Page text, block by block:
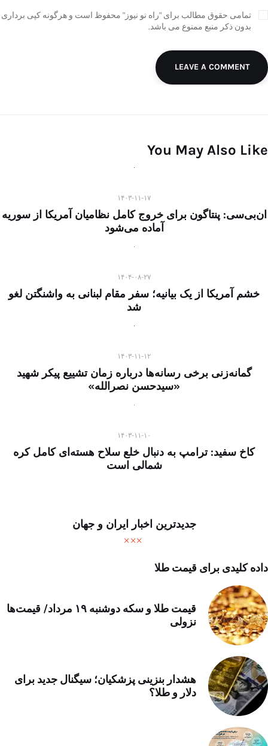
تمامی حقوق مطالب برای "راه نو نیوز" محفوظ است و هرگونه کپی برداری
بدون ذکر منبع ممنوع می باشد.
LEAVE A COMMENT
You May Also Like
۱۴۰۳-۱۱-۱۷
ان‌بی‌سی: پنتاگون برای خروج کامل نظامیان آمریکا از سوریه
آماده می‌شود
۱۴۰۴-۰۸-۲۷
خشم آمریکا از یک بیانیه؛ سفر مقام لبنانی به واشنگتن لغو
شد
۱۴۰۳-۱۱-۱۲
گمانه‌زنی برخی رسانه‌ها درباره زمان تشییع پیکر شهید
«سیدحسن نصرالله»
۱۴۰۳-۱۱-۱۰
کاخ سفید: ترامپ به دنبال خلع سلاح هسته‌ای کامل کره
شمالی است
جدیدترین اخبار ایران و جهان
داده کلیدی برای قیمت طلا
قیمت طلا و سکه دوشنبه ۱۹ مرداد/ قیمت‌ها
نزولی
هشدار بنزینی پزشکیان؛ سیگنال جدید برای
دلار و طلا؟